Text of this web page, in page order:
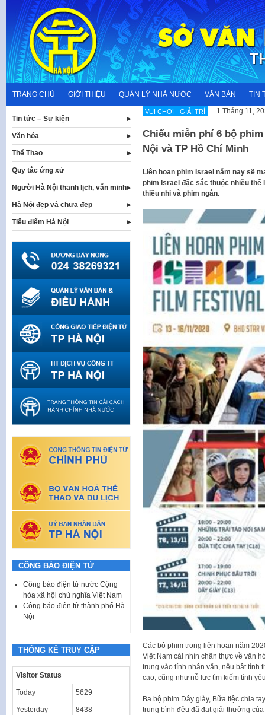
content
TRANG CHỦ GIỚI THIỆU QUẢN LÝ NHÀ NƯỚC VĂN BẢN TIN
VUI CHƠI - GIẢI TRÍ 1 Tháng 11,
Chiếu miễn phí 6 bộ
Nội và TP Hồ Chí Minh
Liên hoan phim Israel năm nay sẽ
phim Israel đặc sắc thuộc nhiều thể
thiếu nhi và phim ngắn.
Các bộ phim trong liên hoan năm
Việt Nam cái nhìn chân thực về văn
trung vào tính nhân văn, nêu bật
cao, cũng như nỗ lực tìm kiếm tình
Ba bộ phim Dây giày, Bữa tiệc chia
trung bình đều đã đạt giải thưởng
Tin tức – Sự kiện
Văn hóa
Thể Thao
Quy tắc ứng xử
Người Hà Nội thanh lịch, văn minh
Hà Nội đẹp và chưa đẹp
Tiêu điểm Hà Nội
CÔNG BÁO ĐIỆN TỬ
Công báo điện tử nước Cộng
hòa xã hội chủ nghĩa Việt Nam
Công báo điện tử thành phố Hà
Nội
THỐNG KÊ TRUY CẬP
Visitor Status
Today 5629
Yesterday 8438